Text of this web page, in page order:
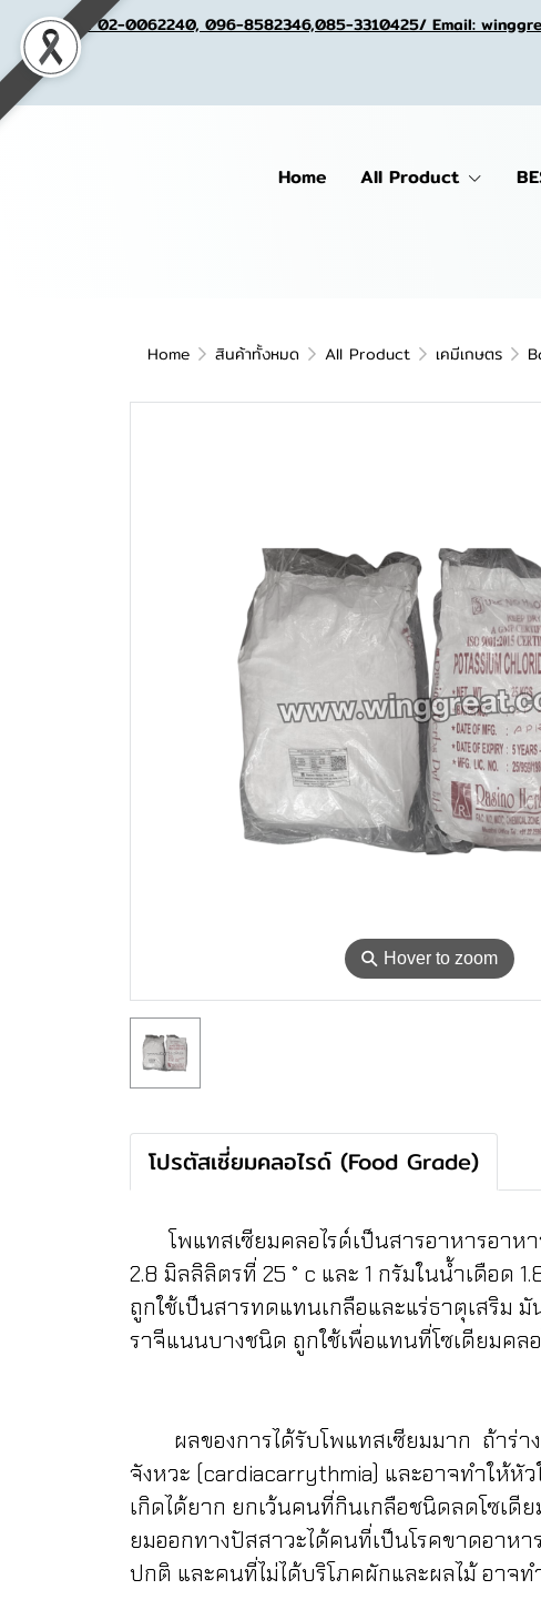
Tel. 02-0062240, 096-8582346,085-3310425/ Email:
Home All Product
Home สินค้าทั้งหมด All Product เคมีเกษตร
⚲ Hover to zoom
โปรตัสเซี่ยมคลอไรด์ (Food Grade)
โพแทสเซียมคลอไรด์เป็นสารอาหารอาหา
2.8 มิลลิลิตรที่ 25 ° c และ 1 กรัมในน้ำเดือด
ถูกใช้เป็นสารทดแทนเกลือและแร่ธาตุเสริม
ราจีแนนบางชนิด ถูกใช้เพื่อแทนที่โซเดียมคล
ผลของการได้รับโพแทสเซียมมาก ถ้าร่าง
จังหวะ (cardiacarrythmia) และอาจทำให้หั
เกิดได้ยาก ยกเว้นคนที่กินเกลือชนิดลดโซเดี
ยมออกทางปัสสาวะได้คนที่เป็นโรคขาดอาหา
ปกติ และคนที่ไม่ได้บริโภคผักและผลไม้ อาจท